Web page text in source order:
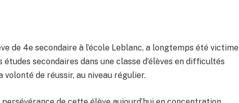
de 4e secondaire à l’école Leblanc, a longtemps été victime
études secondaires dans une classe d’élèves en difficultés
de réussir, au niveau régulier.